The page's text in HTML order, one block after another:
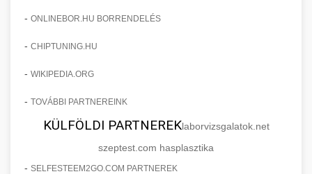
- ONLINEBOR.HU BORRENDELÉS
- CHIPTUNING.HU
- WIKIPEDIA.ORG
- TOVÁBBI PARTNEREINK
KÜLFÖLDI PARTNEREKlaborvizsgalatok.net
szeptest.com hasplasztika
- SELFESTEEM2GO.COM PARTNEREK